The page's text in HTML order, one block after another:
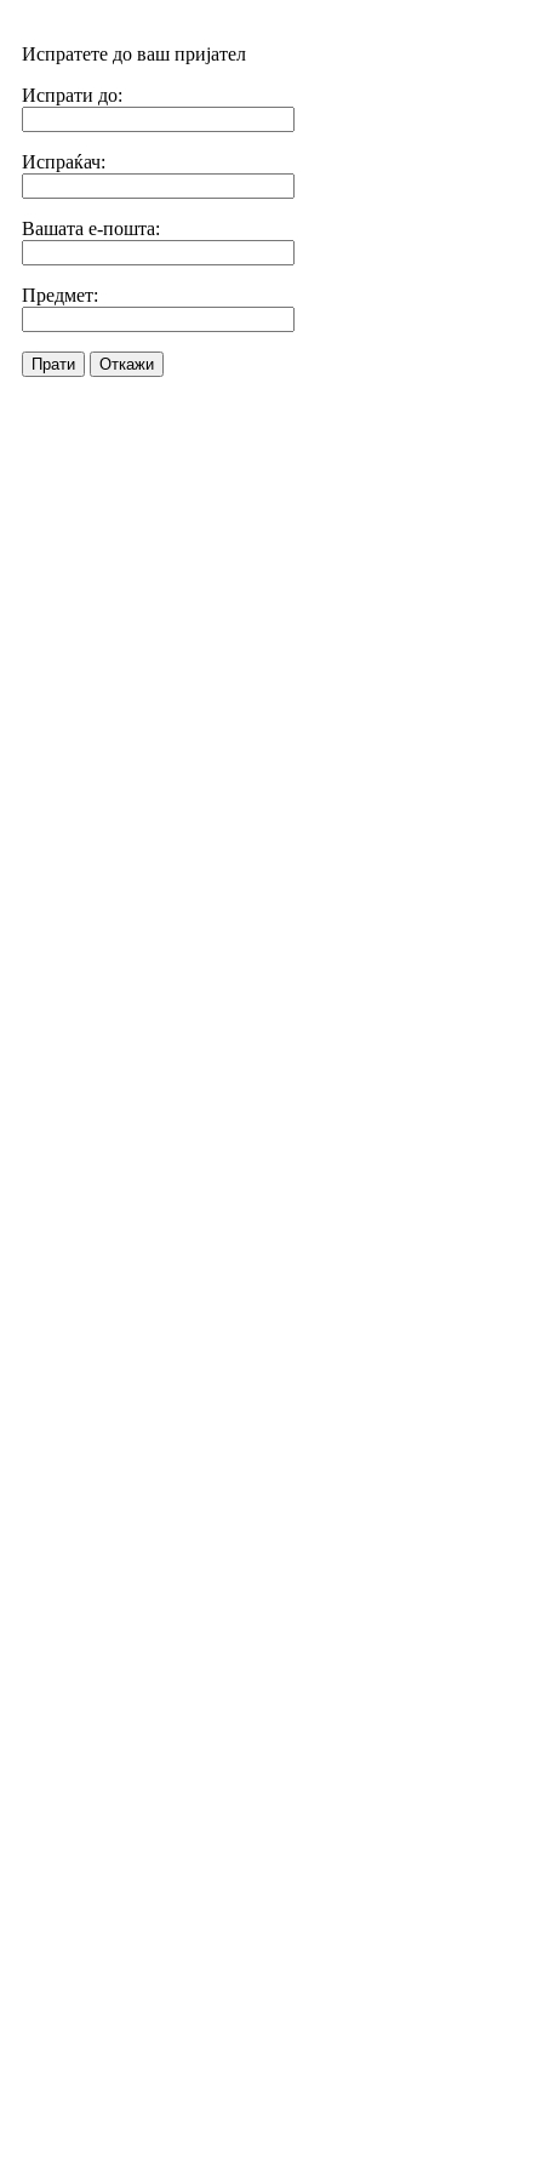
Испратете до ваш пријател
Испрати до:
Испраќач:
Вашата е-пошта:
Предмет:
Прати Откажи